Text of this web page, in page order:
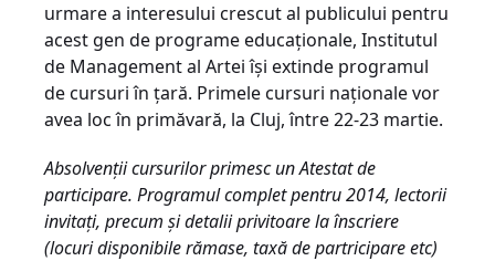
urmare a interesului crescut al publicului pentru
acest gen de programe educaţionale, Institutul
de Management al Artei îşi extinde programul
de cursuri în ţară. Primele cursuri naţionale vor
avea loc în primăvară, la Cluj, între 22-23 martie.
Absolvenţii cursurilor primesc un Atestat de
participare. Programul complet pentru 2014, lectorii
invitaţi, precum şi detalii privitoare la înscriere
(locuri disponibile rămase, taxă de partricipare etc)